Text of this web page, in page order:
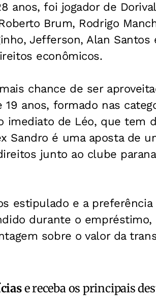
anos, foi jogador de
Brum, Rodrigo
Jefferson, Alan Santos
econômicos.
chance de ser
anos, formado nas
imediato de Léo, que tem
Sandro é uma aposta de
junto ao clube
estipulado e a
durante o empréstimo,
sobre o valor da
e receba os principais